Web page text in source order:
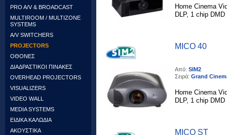
PRO A/V & BROADCAST
MULTIROOM / MULTIZONE
SYSTEMS
A/V SWITCHERS
PROJECTORS
ΟΘΟΝΕΣ
ΔΙΑΔΡΑΣΤΙΚΟΙ ΠΙΝΑΚΕΣ
OVERHEAD PROJECTORS
VISUALIZERS
VIDEO WALL
MEDIA SYSTEMS
ΕΙΔΙΚΑ ΚΑΛΩΔΙΑ
ΑΚΟΥΣΤΙΚΑ
Home Cinema
DLP, 1 chip
MICO 40
Από: SIM2
Σειρά: Grand
Home Cinema
DLP, 1 chip
MICO ST